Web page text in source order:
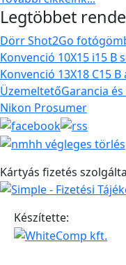
Legtöbbet
Dörr Shot2Go
Konvenció 10X15 i15
Konvenció 13X18 C15
ÜzemeltetőGarancia
Nikon Prosumer
Kártyás fizetés
Készítette: